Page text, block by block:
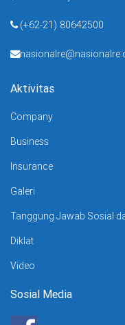
(+62-21) 80642500
Aktivitas
Company
Business
Insurance
Galeri
Tanggung Jawab Sosial
Diklat
Video
Sosial Media